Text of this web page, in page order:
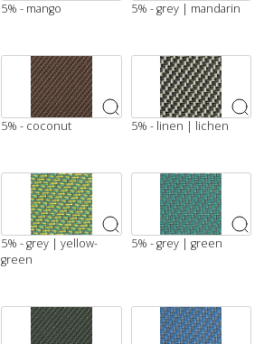
5% - mango 5% - grey | mandarin
5% - coconut 5% - linen | lichen
5% - grey | yellow-
green
5% - grey | green